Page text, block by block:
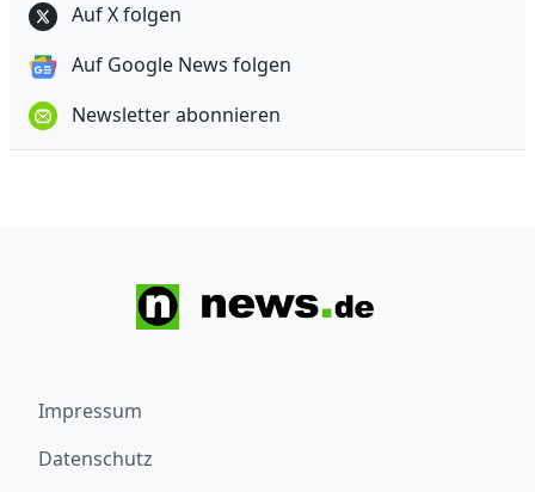
Auf X folgen
Auf Google News folgen
Newsletter abonnieren
Impressum
Datenschutz